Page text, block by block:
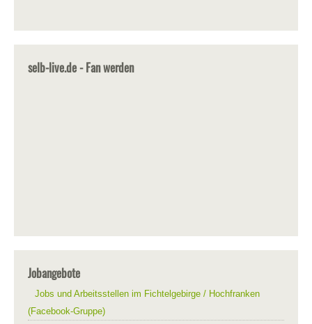
selb-live.de - Fan werden
Jobangebote
Jobs und Arbeitsstellen im Fichtelgebirge / Hochfranken
(Facebook-Gruppe)